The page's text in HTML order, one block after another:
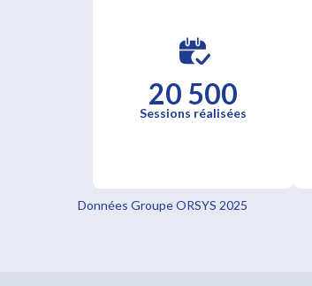
20 500
Sessions réalisées
Données Groupe ORSYS 2025